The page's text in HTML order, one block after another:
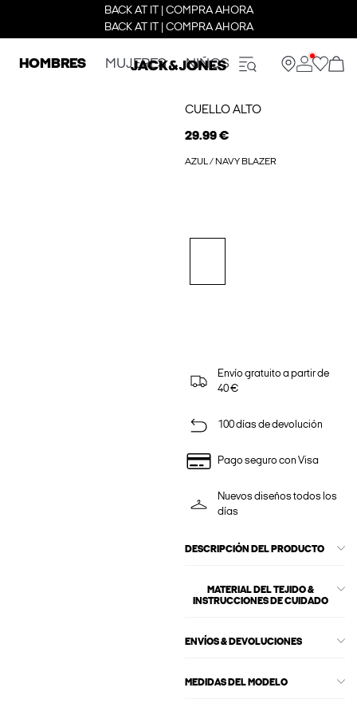
BACK AT IT | COMPRA AHORA
BACK AT IT | COMPRA AHORA
HOMBRES MUJERES NIÑOS
CUELLO ALTO
29.99 €
AZUL / NAVY BLAZER
Envío gratuito a partir de
40 €
100 días de devolución
Pago seguro con Visa
Nuevos diseños todos los
días
DESCRIPCIÓN DEL PRODUCTO
MATERIAL DEL TEJIDO &
INSTRUCCIONES DE CUIDADO
ENVÍOS & DEVOLUCIONES
MEDIDAS DEL MODELO